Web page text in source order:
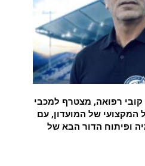
רפואה, מצטרף למכבי
המקצועי של המועדון, עם
ופיתוח הדור הבא של